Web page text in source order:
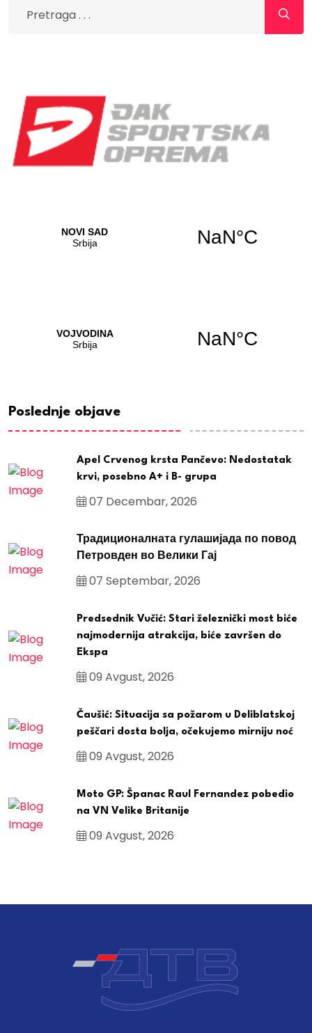
Poslednje objave
Apel Crvenog krsta Pančevo: Nedostatak
krvi, posebno A+ i B- grupa
07 Decembar, 2026
Традиционалната гулашијада по повод
Петровден во Велики Гај
07 Septembar, 2026
Predsednik Vučić: Stari železnički most biće
najmodernija atrakcija, biće završen do
Ekspa
09 Avgust, 2026
Čaušić: Situacija sa požarom u Deliblatskoj
peščari dosta bolja, očekujemo mirniju noć
09 Avgust, 2026
Moto GP: Španac Raul Fernandez pobedio
na VN Velike Britanije
09 Avgust, 2026